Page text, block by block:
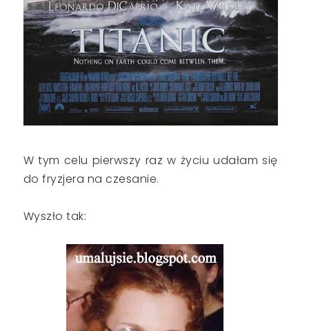
W tym celu pierwszy raz w życiu udałam się
do fryzjera na czesanie.
Wyszło tak: